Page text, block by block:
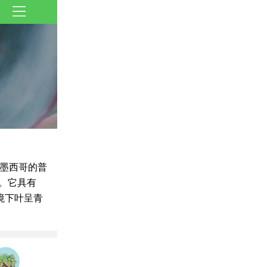
西哥的普
它具有
下叶呈青